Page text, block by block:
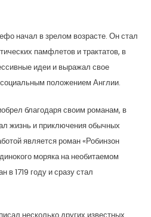
начал в зрелом возрасте. Он стал
памфлетов и трактатов, в
идеи и выражал свое
положением Англии.
благодаря своим романам, в
жизнь и приключения обычных
является роман «Робинзон
моряка на необитаемом
в 1719 году и сразу стал